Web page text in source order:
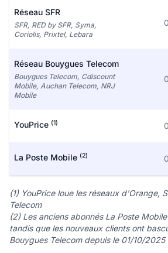
Réseau SFR
SFR, RED by SFR, Syma,
Coriolis, Prixtel, Lebara
0
Réseau Bouygues Telecom
Bouygues Telecom, Cdiscount
Mobile, Auchan Telecom, NRJ
Mobile
0
YouPrice (1) 0
La Poste Mobile (2) 0
(1) YouPrice loue les réseaux d'Orange,
Telecom
(2) Les anciens abonnés La Poste
tandis que les nouveaux clients ont
Bouygues Telecom depuis le 01/10/2025